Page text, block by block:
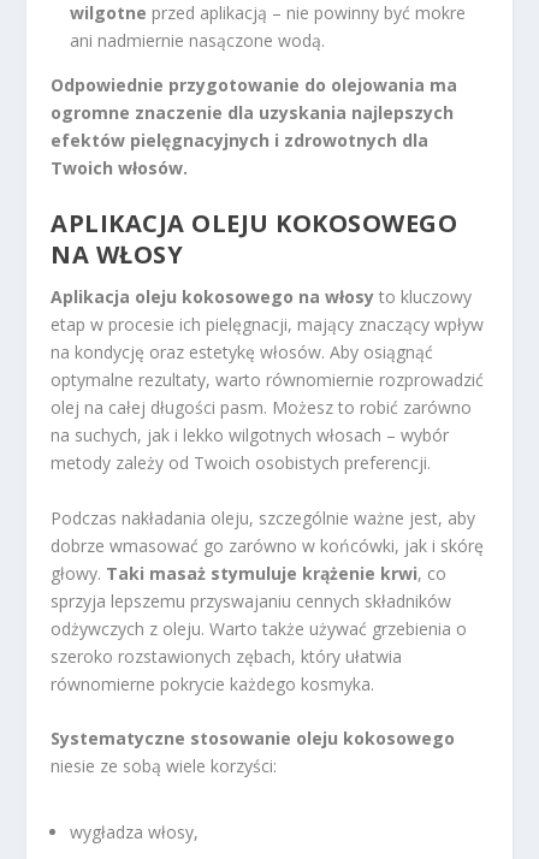
wilgotne przed aplikacją – nie powinny być mokre
ani nadmiernie nasączone wodą.
Odpowiednie przygotowanie do olejowania ma
ogromne znaczenie dla uzyskania najlepszych
efektów pielęgnacyjnych i zdrowotnych dla
Twoich włosów.
APLIKACJA OLEJU KOKOSOWEGO
NA WŁOSY
Aplikacja oleju kokosowego na włosy to kluczowy
etap w procesie ich pielęgnacji, mający znaczący wpływ
na kondycję oraz estetykę włosów. Aby osiągnąć
optymalne rezultaty, warto równomiernie rozprowadzić
olej na całej długości pasm. Możesz to robić zarówno
na suchych, jak i lekko wilgotnych włosach – wybór
metody zależy od Twoich osobistych preferencji.
Podczas nakładania oleju, szczególnie ważne jest, aby
dobrze wmasować go zarówno w końcówki, jak i skórę
głowy. Taki masaż stymuluje krążenie krwi, co
sprzyja lepszemu przyswajaniu cennych składników
odżywczych z oleju. Warto także używać grzebienia o
szeroko rozstawionych zębach, który ułatwia
równomierne pokrycie każdego kosmyka.
Systematyczne stosowanie oleju kokosowego
niesie ze sobą wiele korzyści:
wygładza włosy,